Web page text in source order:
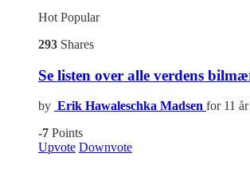
Hot Popular
293 Shares
Se listen over alle verdens
by Erik Hawaleschka Madsen for 11
-7 Points
Upvote Downvote